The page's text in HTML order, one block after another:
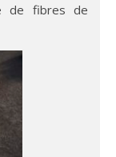
de fibres de